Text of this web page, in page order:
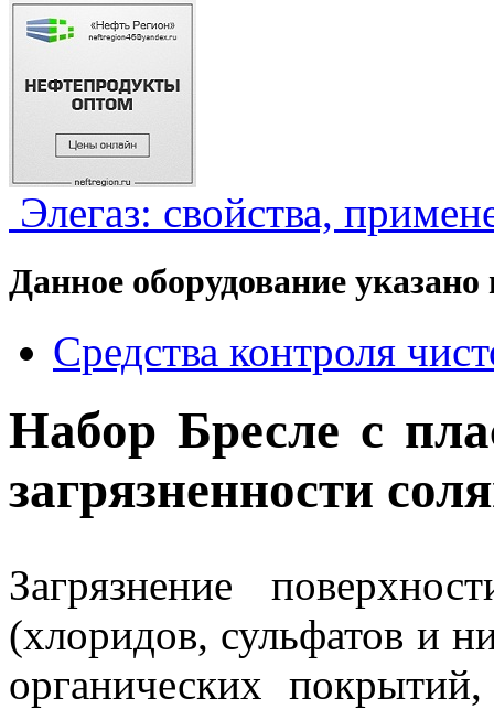
Элегаз: свойства,
Данное оборудование
Средства контроля
Набор Бресле c
загрязненности
Загрязнение
(хлоридов, сульфатов и
органических